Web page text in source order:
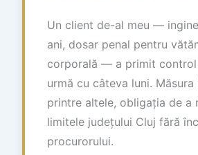
Un client de-al meu —
ani, dosar penal pentru
corporală — a primit control
urmă cu câteva luni. Măsura
printre altele, obligația de a
limitele județului Cluj fără
procurorului.